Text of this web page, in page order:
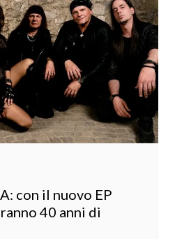
con il nuovo EP
40 anni di